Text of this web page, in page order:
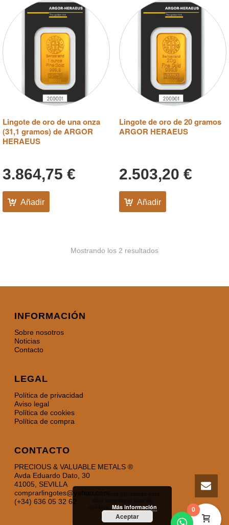
Lingote de oro de una onza
(31,1 gramos) de ARGOR
HERAEUS
3.864,75 €
Añadir
Lingote de oro de 20 gramos
ARGOR HERAEUS
2.503,20 €
Añadir
Mostrando los 2 resultados
INFORMACIÓN
Sobre nosotros
Noticias
Contacto
LEGAL
Política de privacidad
Aviso legal
Política de cookies
Política de compra
CONTACTO
PRECIOUS & VALUABLE METALS ®
Avda Eduardo Dato, 30
41005, SEVILLA
comprarlingotes@yahoo.com
(+34) 636 05 32 62
0
Si continuas utilizando este
Más información
Aceptar